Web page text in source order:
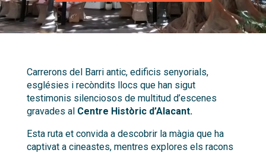
Carrerons del Barri antic, edificis senyorials,
esglésies i recòndits llocs que han sigut
testimonis silenciosos de multitud d’escenes
gravades al Centre Històric d’Alacant.
Esta ruta et convida a descobrir la màgia que ha
captivat a cineastes, mentres explores els racons